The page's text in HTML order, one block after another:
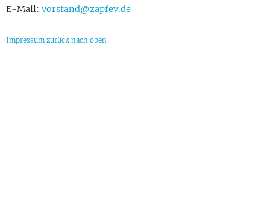
E-Mail:vorstand@zapfev.de
Impressum zurück nach oben